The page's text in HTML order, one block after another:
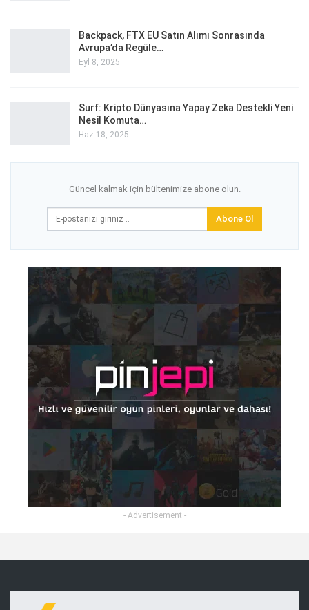
Backpack, FTX EU Satın Alımı Sonrasında
Avrupa’da Regüle…
Eyl 8, 2025
Surf: Kripto Dünyasına Yapay Zeka Destekli Yeni
Nesil Komuta…
Haz 18, 2025
Güncel kalmak için bültenimize abone olun.
Abone Ol
- Advertisement -